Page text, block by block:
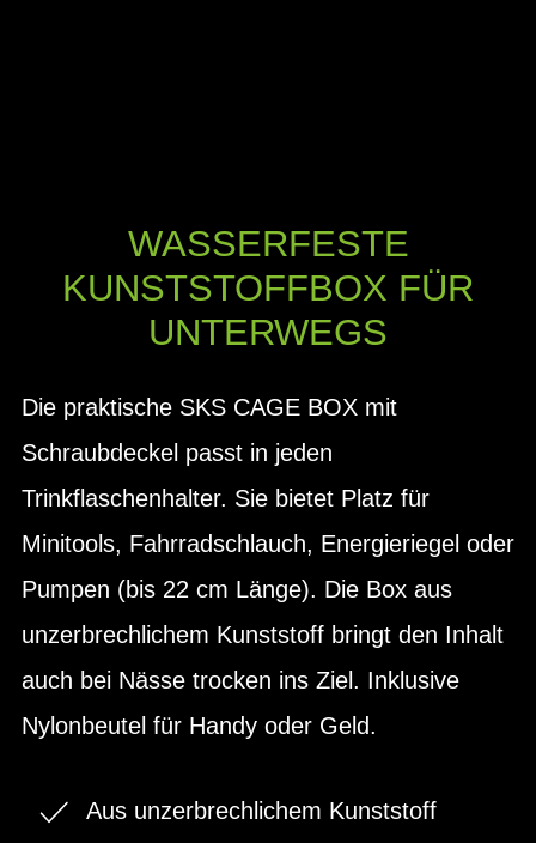
WASSERFESTE
KUNSTSTOFFBOX FÜR
UNTERWEGS
Die praktische SKS CAGE BOX mit
Schraubdeckel passt in jeden
Trinkflaschenhalter. Sie bietet Platz für
Minitools, Fahrradschlauch, Energieriegel oder
Pumpen (bis 22 cm Länge). Die Box aus
unzerbrechlichem Kunststoff bringt den Inhalt
auch bei Nässe trocken ins Ziel. Inklusive
Nylonbeutel für Handy oder Geld.
Aus unzerbrechlichem Kunststoff